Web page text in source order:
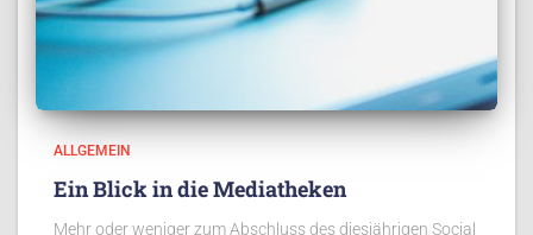
ALLGEMEIN
Ein Blick in die Mediatheken
Mehr oder weniger zum Abschluss des diesjährigen Social